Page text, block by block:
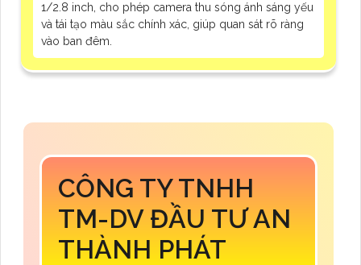
1/2.8 inch, cho phép camera thu sóng ánh sáng yếu
và tái tạo màu sắc chính xác, giúp quan sát rõ ràng
vào ban đêm.
CÔNG TY TNHH
TM-DV ĐẦU TƯ AN
THÀNH PHÁT